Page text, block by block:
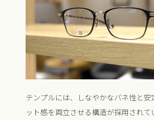
テンプルには、しなやかなバネ性と安
ット感を両立させる構造が採用されて